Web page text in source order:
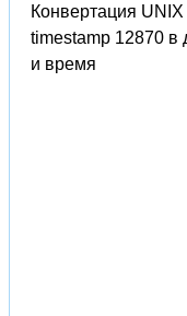
Конвертация UNIX
timestamp 12870 в
и время